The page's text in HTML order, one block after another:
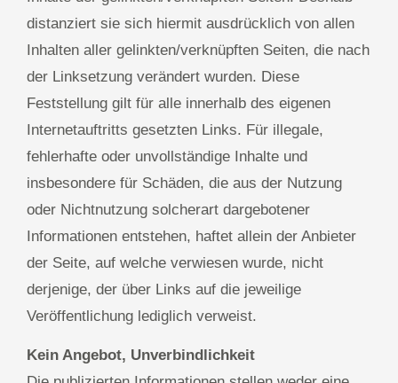
distanziert sie sich hiermit ausdrücklich von allen
Inhalten aller gelinkten/verknüpften Seiten, die nach
der Linksetzung verändert wurden. Diese
Feststellung gilt für alle innerhalb des eigenen
Internetauftritts gesetzten Links. Für illegale,
fehlerhafte oder unvollständige Inhalte und
insbesondere für Schäden, die aus der Nutzung
oder Nichtnutzung solcherart dargebotener
Informationen entstehen, haftet allein der Anbieter
der Seite, auf welche verwiesen wurde, nicht
derjenige, der über Links auf die jeweilige
Veröffentlichung lediglich verweist.
Kein Angebot, Unverbindlichkeit